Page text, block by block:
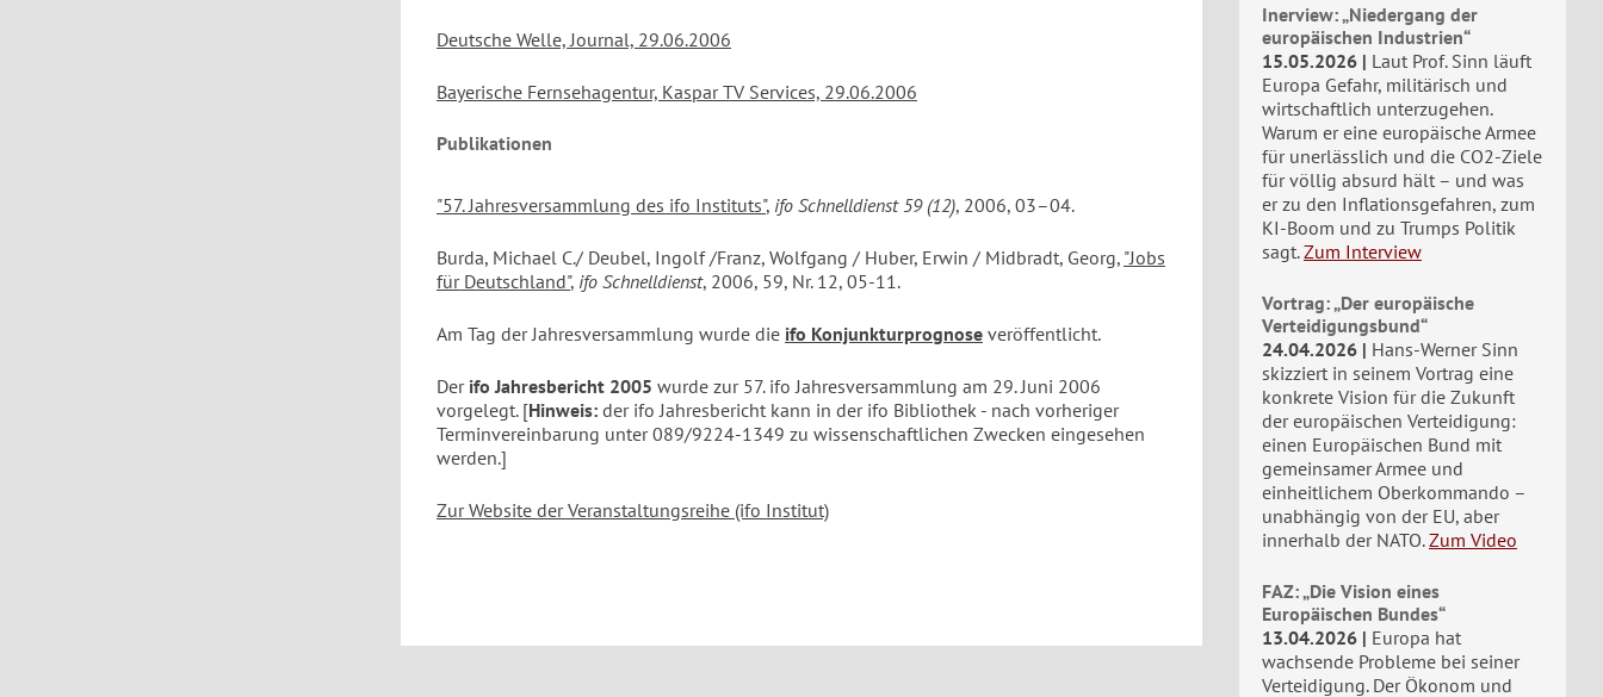
Deutsche Welle, Journal, 29.06.2006
Bayerische Fernsehagentur, Kaspar TV Services, 29.06.2006
Publikationen
"57. Jahresversammlung des ifo Instituts", ifo Schnelldienst 59 (12), 2006, 03–04.
Burda, Michael C./ Deubel, Ingolf /Franz, Wolfgang / Huber, Erwin / Midbradt, Georg, "Jobs
für Deutschland", ifo Schnelldienst, 2006, 59, Nr. 12, 05-11.
Am Tag der Jahresversammlung wurde die ifo Konjunkturprognose veröffentlicht.
Derifo Jahresbericht 2005 wurde zur 57. ifo Jahresversammlung am 29. Juni 2006
vorgelegt. [Hinweis: der ifo Jahresbericht kann in der ifo Bibliothek - nach vorheriger
Terminvereinbarung unter 089/9224-1349 zu wissenschaftlichen Zwecken eingesehen
werden.]
Zur Website der Veranstaltungsreihe (ifo Institut)
Inerview: „Niedergang der
europäischen Industrien“
15.05.2026
Laut Prof. Sinn läuft
Europa Gefahr, militärisch und
wirtschaftlich unterzugehen.
Warum er eine europäische Armee
für unerlässlich und die CO2-Ziele
für völlig absurd hält – und was
er zu den Inflationsgefahren, zum
KI-Boom und zu Trumps Politik
sagt. Zum Interview
Vortrag: „Der europäische
Verteidigungsbund“
24.04.2026
Hans-Werner Sinn
skizziert in seinem Vortrag eine
konkrete Vision für die Zukunft
der europäischen Verteidigung:
einen Europäischen Bund mit
gemeinsamer Armee und
einheitlichem Oberkommando –
unabhängig von der EU, aber
innerhalb der NATO. Zum Video
FAZ: „Die Vision eines
Europäischen Bundes“
13.04.2026
Europa hat
wachsende Probleme bei seiner
Verteidigung. Der Ökonom und